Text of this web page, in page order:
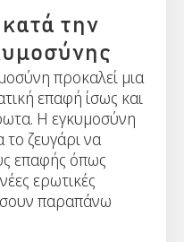
την
προκαλεί μια
επαφή ίσως και
Η εγκυμοσύνη
το ζευγάρι να
επαφής όπως
ερωτικές
παραπάνω